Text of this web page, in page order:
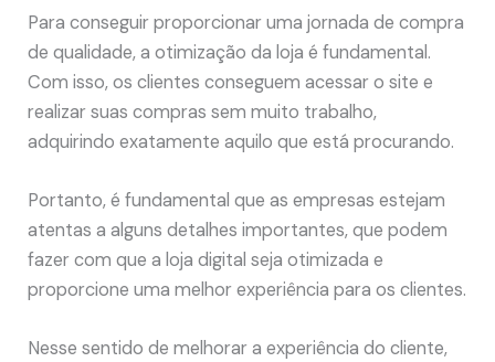
Para conseguir proporcionar uma jornada de compra
de qualidade, a otimização da loja é fundamental.
Com isso, os clientes conseguem acessar o site e
realizar suas compras sem muito trabalho,
adquirindo exatamente aquilo que está procurando.
Portanto, é fundamental que as empresas estejam
atentas a alguns detalhes importantes, que podem
fazer com que a loja digital seja otimizada e
proporcione uma melhor experiência para os clientes.
Nesse sentido de melhorar a experiência do cliente,